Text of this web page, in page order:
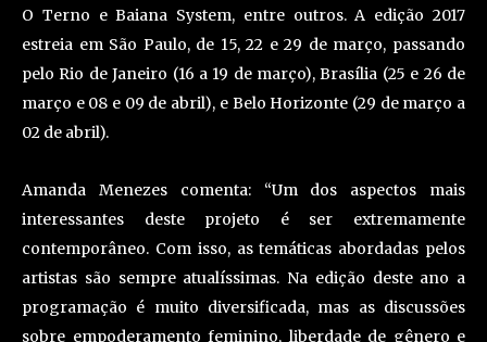
O Terno e Baiana System, entre outros. A edição 2017
estreia em São Paulo, de 15, 22 e 29 de março, passando
pelo Rio de Janeiro (16 a 19 de março), Brasília (25 e 26 de
março e 08 e 09 de abril), e Belo Horizonte (29 de março a
02 de abril).
Amanda Menezes comenta: “Um dos aspectos mais
interessantes deste projeto é ser extremamente
contemporâneo. Com isso, as temáticas abordadas pelos
artistas são sempre atualíssimas. Na edição deste ano a
programação é muito diversificada, mas as discussões
sobre empoderamento feminino, liberdade de gênero e